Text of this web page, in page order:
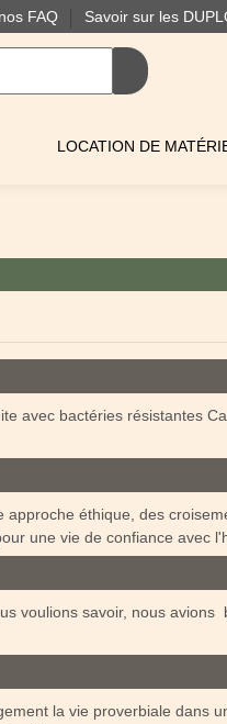
FAQ Savoir sur les
LOCATION DE
avec bactéries résistantes
approche éthique, des
une vie de confiance avec
voulions savoir, nous avions
la vie proverbiale dans